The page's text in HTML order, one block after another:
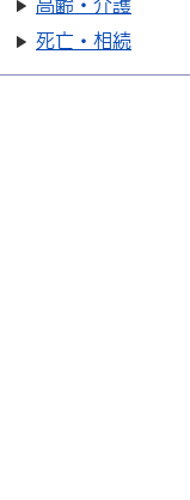
高齢・介護
死亡・相続